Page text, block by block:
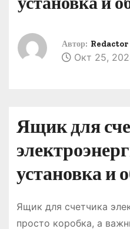
Автор: Redactor
Окт 25,
Ящик для
установка и
Ящик для счетчика
просто коробка, а